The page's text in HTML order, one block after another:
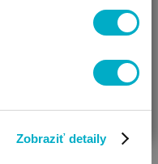
Zobraziť detaily